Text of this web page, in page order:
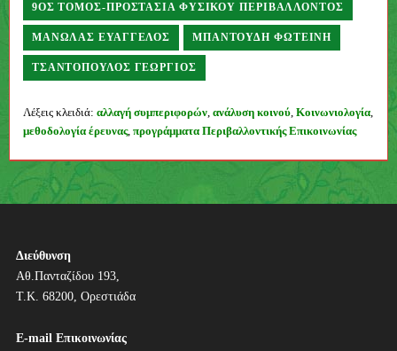
9ΟΣ ΤΌΜΟΣ-ΠΡΟΣΤΑΣΊΑ ΦΥΣΙΚΟΎ ΠΕΡΙΒΆΛΛΟΝΤΟΣ
ΜΑΝΩΛΆΣ ΕΥΆΓΓΕΛΟΣ ΜΠΑΝΤΟΎΔΗ ΦΩΤΕΙΝΉ
ΤΣΑΝΤΌΠΟΥΛΟΣ ΓΕΏΡΓΙΟΣ
Συγγραφέας
Λέξεις κλειδιά: αλλαγή συμπεριφορών, ανάλυση κοινού, Κοινωνιολογία,
μεθοδολογία έρευνας, προγράμματα Περιβαλλοντικής Επικοινωνίας
Π
λ
ή
γ
Διεύθυνση
Αθ.Πανταζίδου 193,
Τ.Κ. 68200, Ορεστιάδα
E-mail Επικοινωνίας